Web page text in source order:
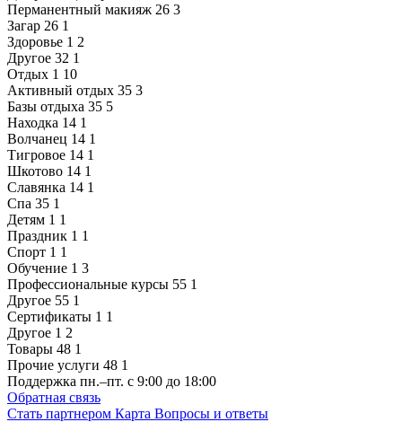
Перманентный макияж 26 3
Загар 26 1
Здоровье 1 2
Другое 32 1
Отдых 1 10
Активный отдых 35 3
Базы отдыха 35 5
Находка 14 1
Волчанец 14 1
Тигровое 14 1
Шкотово 14 1
Славянка 14 1
Спа 35 1
Детям 1 1
Праздник 1 1
Спорт 1 1
Обучение 1 3
Профессиональные курсы 55 1
Другое 55 1
Сертификаты 1 1
Другое 1 2
Товары 48 1
Прочие услуги 48 1
Поддержка пн.–пт. с 9:00 до 18:00
Обратная связь
Стать партнером Карта Вопросы и ответы